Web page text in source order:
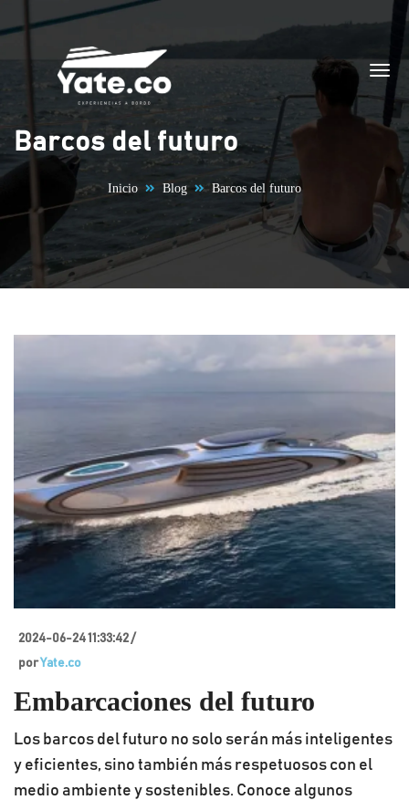
Saltar al contenido
Barcos del futuro
Inicio Blog Barcos del futuro
2024-06-24 11:33:42 /
porYate.co
Embarcaciones del futuro
Los barcos del futuro no solo serán más inteligentes
y eficientes, sino también más respetuosos con el
medio ambiente y sostenibles. Conoce algunos